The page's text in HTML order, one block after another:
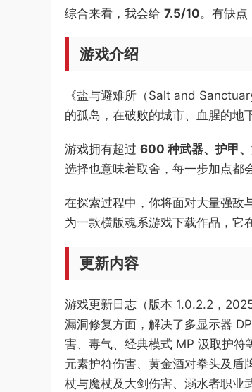
综合来看，我会给 7.5/10。有缺点
游戏介绍
《盐与避难所（Salt and
的孤岛，在破败的城市、血腥的地
游戏拥有超过 600 种武器、护甲
选择也意味着取舍，每一步加点都
在探索过程中，你将面对大量强敌
为一款横版魂系游戏下载作品，它
更新内容
游戏更新日志（版本 1.0.2.2，
漏洞修复方面，解决了多显示器
害、毒气、经典模式 MP 汲取护
元素护符伤害、黄金酒对拳头及盾
杖与魔杖及大剑伤害、溺水者职业